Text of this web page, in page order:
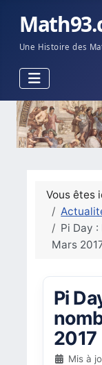
Une Histoire des
Vous êtes
Pi Day
Mars
Pi
2017
Mis à